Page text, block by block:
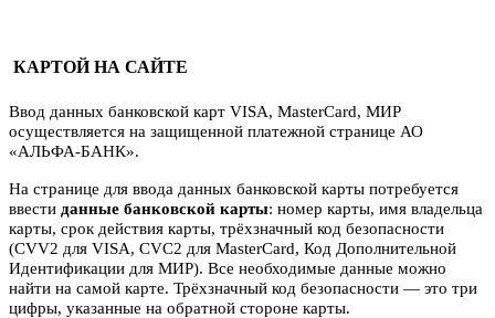
КАРТОЙ НА САЙТЕ
Ввод данных банковской карт VISA, MasterCard, МИР
осуществляется на защищенной платежной странице АО
«АЛЬФА-БАНК».
На странице для ввода данных банковской карты потребуется
ввести данные банковской карты: номер карты, имя владельца
карты, срок действия карты, трёхзначный код безопасности
(CVV2 для VISA, CVC2 для MasterCard, Код Дополнительной
Идентификации для МИР). Все необходимые данные можно
найти на самой карте. Трёхзначный код безопасности — это три
цифры, указанные на обратной стороне карты.